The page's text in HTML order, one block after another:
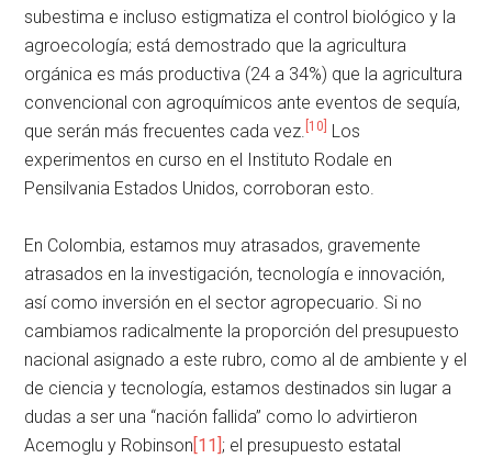
subestima e incluso estigmatiza el control biológico y la
agroecología; está demostrado que la agricultura
orgánica es más productiva (24 a 34%) que la agricultura
convencional con agroquímicos ante eventos de sequía,
que serán más frecuentes cada vez. [10]
Los
experimentos en curso en el Instituto Rodale en
Pensilvania Estados Unidos, corroboran esto.
En Colombia, estamos muy atrasados, gravemente
atrasados en la investigación, tecnología e innovación,
así como inversión en el sector agropecuario. Si no
cambiamos radicalmente la proporción del presupuesto
nacional asignado a este rubro, como al de ambiente y el
de ciencia y tecnología, estamos destinados sin lugar a
dudas a ser una “nación fallida” como lo advirtieron
Acemoglu y Robinson[11]; el presupuesto estatal